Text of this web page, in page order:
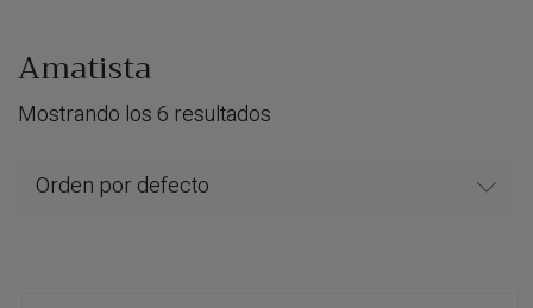
Amatista
Mostrando los 6 resultados
Orden por defecto